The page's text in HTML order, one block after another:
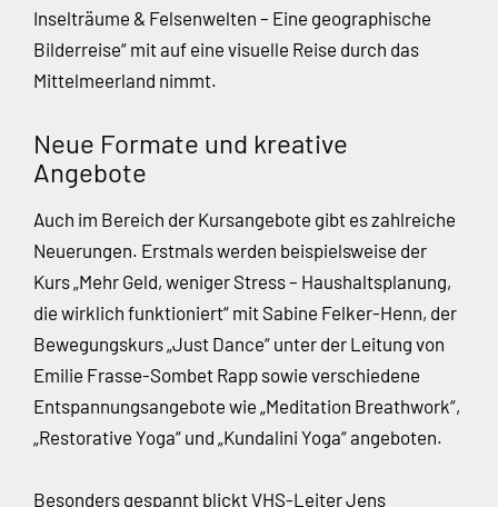
Inselträume & Felsenwelten – Eine geographische
Bilderreise“ mit auf eine visuelle Reise durch das
Mittelmeerland nimmt.
Neue Formate und kreative
Angebote
Auch im Bereich der Kursangebote gibt es zahlreiche
Neuerungen. Erstmals werden beispielsweise der
Kurs „Mehr Geld, weniger Stress – Haushaltsplanung,
die wirklich funktioniert“ mit Sabine Felker-Henn, der
Bewegungskurs „Just Dance“ unter der Leitung von
Emilie Frasse-Sombet Rapp sowie verschiedene
Entspannungsangebote wie „Meditation Breathwork“,
„Restorative Yoga“ und „Kundalini Yoga“ angeboten.
Besonders gespannt blickt VHS-Leiter Jens